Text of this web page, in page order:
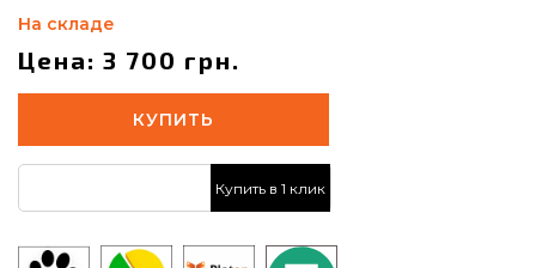
На складе
Цена: 3 700 грн.
КУПИТЬ
Купить в 1 клик